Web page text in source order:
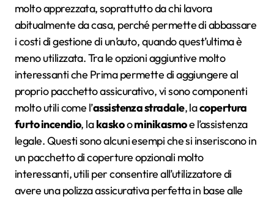
molto apprezzata, soprattutto da chi lavora
abitualmente da casa, perché permette di abbassare
i costi di gestione di un’auto, quando quest’ultima è
meno utilizzata. Tra le opzioni aggiuntive molto
interessanti che Prima permette di aggiungere al
proprio pacchetto assicurativo, vi sono componenti
molto utili come l’assistenza stradale, lacopertura
furto incendio, lakaskoominikasmoe l’assistenza
legale. Questi sono alcuni esempi che si inseriscono in
un pacchetto di coperture opzionali molto
interessanti, utili per consentire all’utilizzatore di
avere una polizza assicurativa perfetta in base alle